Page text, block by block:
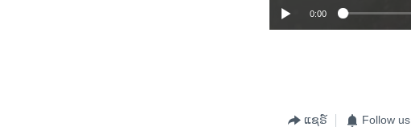
0:00
ແຊຣ໌ Follow us